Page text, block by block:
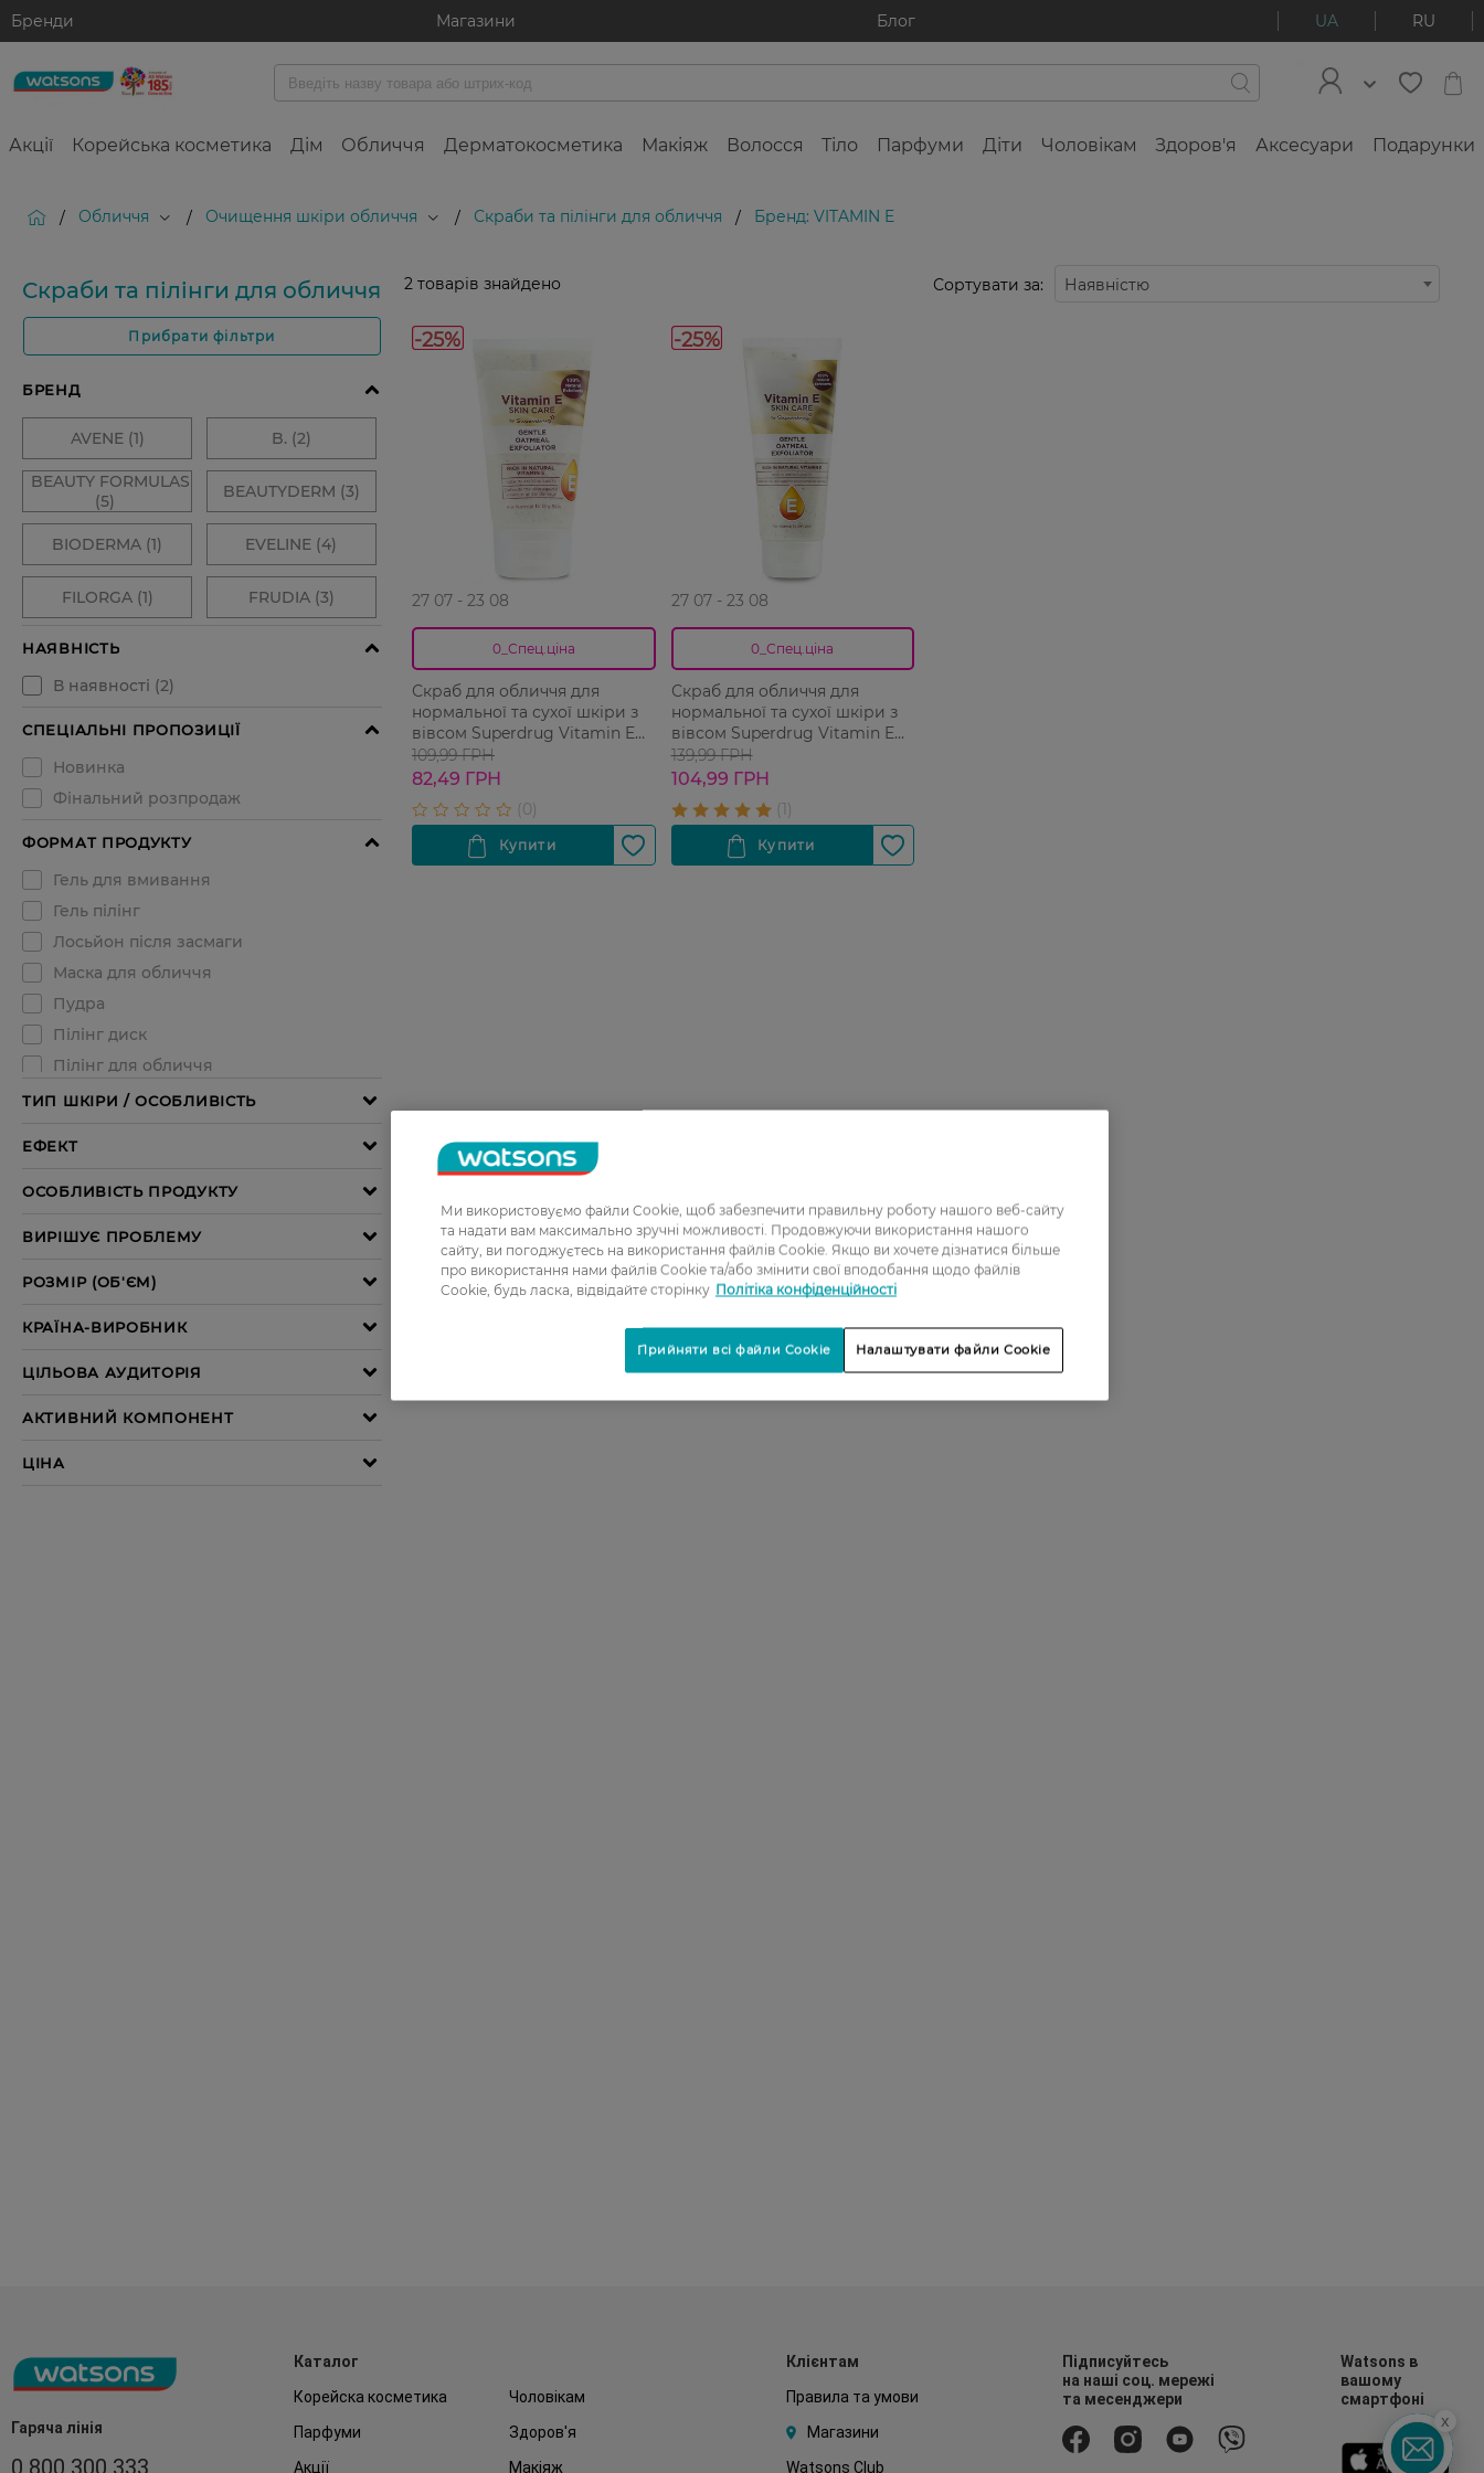
Бренди Магазини Блог UA RU
Акції Корейська косметика Дім Обличчя Дерматокосметика Макіяж Волосся Тіло Парфуми Діти Чоловікам Здоров'я Аксесуари Подарунки
/ Обличчя / Очищення шкіри обличчя / Скраби та пілінги для обличчя / Бренд: VITAMIN E
Скраби та пілінги для обличчя
Прибрати фільтри
2 товарів знайдено Сортувати за: Наявністю
-25%
27 07 - 23 08
0_Спец.ціна
Скраб для обличчя для
нормальної та сухої шкіри з
вівсом Superdrug Vitamin E
40 мл
109,99 ГРН
82,49 ГРН
-25%
27 07 - 23 08
0_Спец.ціна
Скраб для обличчя для
нормальної та сухої шкіри з
вівсом Superdrug Vitamin E
100 мл
139,99 ГРН
104,99 ГРН
Гаряча лінія
0 800 300 333
Каталог
Корейска косметика
Чоловікам
Парфуми
Здоров'я
Акції
Макіяж
Клієнтам
Правила та умови
Магазини
Watsons Club
Підписуйтесь
на наші соц. мережі
та месенджери
Watsons в
вашому
смартфоні
x
Ми використовуємо файли Cookie, щоб забезпечити правильну роботу нашого веб-сайту
та надати вам максимально зручні можливості. Продовжуючи використання нашого
сайту, ви погоджуєтесь на використання файлів Cookie. Якщо ви хочете дізнатися більше
про використання нами файлів Cookie та/або змінити свої вподобання щодо файлів
Cookie, будь ласка, відвідайте сторінку Політіка конфіденційності
Налаштувати файли Cookie
Прийняти всі файли Cookie